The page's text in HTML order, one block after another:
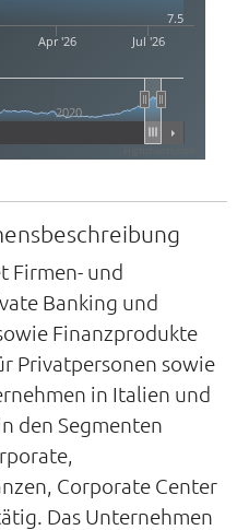
Apr '26 Jul '26
2020
7.5
Firmen- und
Banking und
Finanzprodukte
Privatpersonen sowie
in Italien und
den Segmenten
Corporate Center
Das Unternehmen